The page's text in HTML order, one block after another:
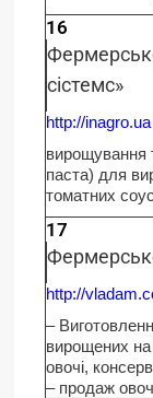
16
сістемс»
http://inagro.ua
вирощування
паста) для
томатних
17
http://
–
вирощених на
овочі,
– продаж